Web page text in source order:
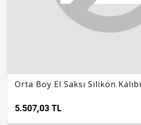
Orta Boy El Saksı Silikon Kalıbı
5.507,03 TL